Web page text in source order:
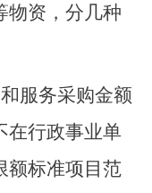
物资，分几种
服务采购金额
在行政事业单
额标准项目范